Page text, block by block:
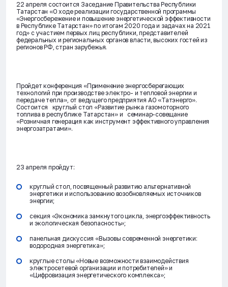
22 апреля состоится Заседание Правительства Республики
Татарстан «О ходе реализации государственной программы
«Энергосбережение и повышение энергетической эффективности
в Республике Татарстан» по итогам 2020 года и задачах на 2021
год» с участием первых лиц республики, представителей
федеральных и региональных органов власти, высоких гостей из
регионов РФ, стран зарубежья.
Пройдет конференция «Применение энергосберегающих
технологий при производстве электро- и тепловой энергии и
передаче тепла», от ведущего предприятия АО «Татэнерго».
Состоится круглый стол «Развитие рынка газомоторного
топлива в республике Татарстан» и семинар-совещание
«Розничная генерация как инструмент эффективного управления
энергозатратами».
23 апреля пройдут:
круглый стол, посвященный развитию альтернативной
энергетики и использованию возобновляемых источников
энергии;
секция «Экономика замкнутого цикла, энергоэффективность
и экологическая безопасность»;
панельная дискуссия «Вызовы современной энергетики:
водородная энергетика»;
круглые столы «Новые возможности взаимодействия
электросетевой организации и потребителей» и
«Цифровизация энергетического комплекса»;